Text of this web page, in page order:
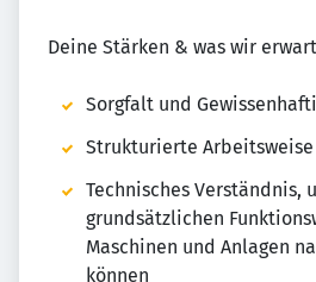
Deine Stärken & was wir
Sorgfalt und
Strukturierte Arbeitsweise
Technisches Verständnis,
grundsätzlichen
Maschinen und Anlagen
können